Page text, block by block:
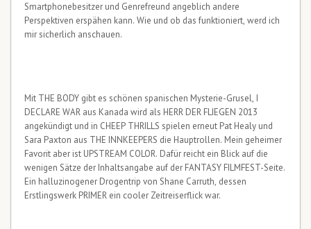
Smartphonebesitzer und Genrefreund angeblich andere
Perspektiven erspähen kann. Wie und ob das funktioniert, werd ich
mir sicherlich anschauen.
Mit THE BODY gibt es schönen spanischen Mysterie-Grusel, I
DECLARE WAR aus Kanada wird als HERR DER FLIEGEN 2013
angekündigt und in CHEEP THRILLS spielen erneut Pat Healy und
Sara Paxton aus THE INNKEEPERS die Hauptrollen. Mein geheimer
Favorit aber ist UPSTREAM COLOR. Dafür reicht ein Blick auf die
wenigen Sätze der Inhaltsangabe auf der FANTASY FILMFEST-Seite.
Ein halluzinogener Drogentrip von Shane Carruth, dessen
Erstlingswerk PRIMER ein cooler Zeitreiserflick war.